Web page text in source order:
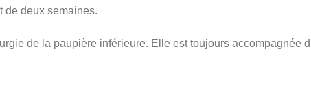
de deux semaines.
de la paupière inférieure. Elle est toujours accompagnée